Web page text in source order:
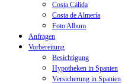
Costa Cálida
Costa de Almería
Foto Album
Anfragen
Vorbereitung
Besichtigung
Hypotheken in Spanien
Versicherung in Spanien